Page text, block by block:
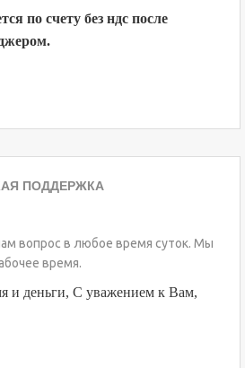
по счету без ндс после
ПОДДЕРЖКА
вопрос в любое время суток. Мы
время.
и деньги, С уважением к Вам,